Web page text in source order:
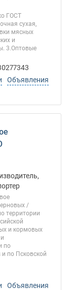
ГОСТ
сухая,
мясных
и
3.Оптовые
Объявления
/
территории
и кормовых
по
и по Псковской
Объявления